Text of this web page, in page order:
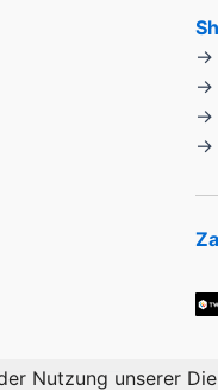
→
→
→
→
Nutzung unserer